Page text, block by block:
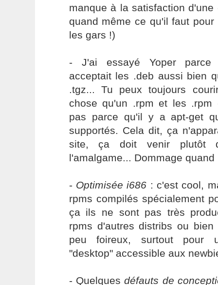
manque à la satisfaction d'une
quand même ce qu'il faut
les gars !)
- J'ai essayé Yoper parce
acceptait les .deb aussi bien
.tgz... Tu peux toujours
chose qu'un .rpm et les .rpm
pas parce qu'il y a apt-get
supportés. Cela dit, ça
site, ça doit venir
l'amalgame... Dommage quand
- Optimisée i686 : c'est cool,
rpms compilés spécialement
ça ils ne sont pas très
rpms d'autres distribs ou
peu foireux, surtout pour
"desktop" accessible aux
- Quelquesdéfauts de